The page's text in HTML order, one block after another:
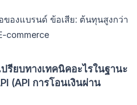
ของแบรนด์ ข้อเสีย: ต้นทุนสูงกว่า
commerce
รียบทางเทคนิคอะไรในฐานะ
(API การโอนเงินผ่าน